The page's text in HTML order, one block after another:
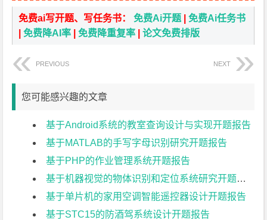
免费ai写开题、写任务书：免费Ai开题 |免费Ai任务书
|免费降AI率 |免费降重复率 |论文免费排版
PREVIOUS NEXT
您可能感兴趣的文章
基于Android系统的教室查询设计与实现开题报告
基于MATLAB的手写字母识别研究开题报告
基于PHP的作业管理系统开题报告
基于机器视觉的物体识别和定位系统研究开题报告
基于单片机的家用空调智能遥控器设计开题报告
基于STC15的防酒驾系统设计开题报告